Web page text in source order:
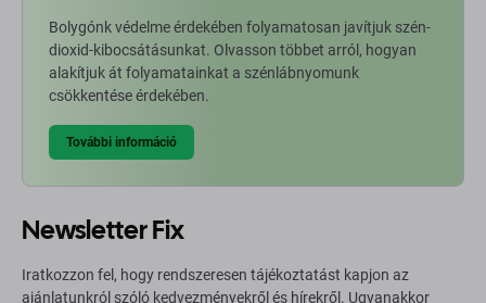
Bolygónk védelme érdekében folyamatosan javítjuk szén-
dioxid-kibocsátásunkat. Olvasson többet arról, hogyan
alakítjuk át folyamatainkat a szénlábnyomunk
csökkentése érdekében.
További információ
Newsletter Fix
Iratkozzon fel, hogy rendszeresen tájékoztatást kapjon az
ajánlatunkról szóló kedvezményekről és hírekről. Ugyanakkor